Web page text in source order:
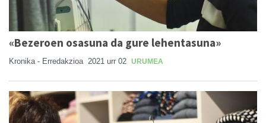
«Bezeroen osasuna da gure lehentasuna»
Kronika - Erredakzioa 2021 urr 02 URUMEA